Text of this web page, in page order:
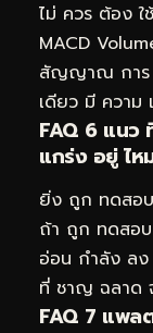
ไม่ ควร ต้อง ใ
MACD
สัญญาณ การ
เดียว มี ความ
FAQ 6 แนว
แกร่ง อยู่ ไห
ยิ่ง ถูก ทดสอ
ถ้า ถูก ทดสอ
อ่อน กำลัง ลง
ที่ ชาญ ฉลาด
FAQ 7 แพล